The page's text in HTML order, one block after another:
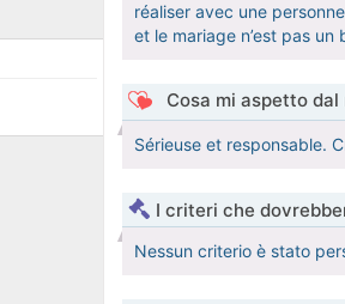
réaliser avec une
et le mariage n’est pas un
Cosa mi aspetto
Sérieuse et responsable.
I criteri che
Nessun criterio è stato